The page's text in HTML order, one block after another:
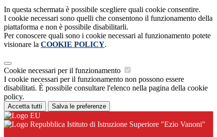
In questa schermata è possibile scegliere quali cookie consentire.
I cookie necessari sono quelli che consentono il funzionamento della
piattaforma e non è possibile disabilitarli.
Per conoscere quali sono i cookie necessari al funzionamento potete
visionare la COOKIE POLICY.
Cookie necessari per il funzionamento
I cookie necessari per il funzionamento non possono essere
disabilitati. È possibile consultare l'elenco nella pagina della cookie
policy.
Accetta tutti Salva le preferenze
Istituto di Istruzione Superiore "Ezio Vanoni"